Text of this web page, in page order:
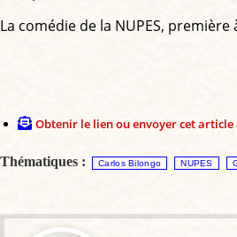
La comédie de la NUPES,
Obtenir le lien ou envoyer cet article
Thématiques : Carlos Bilongo NUPES